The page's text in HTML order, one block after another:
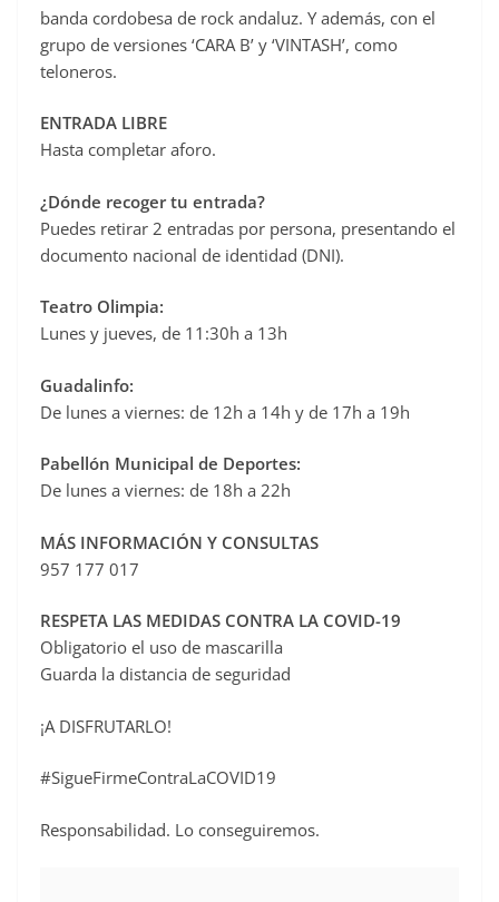
banda cordobesa de rock andaluz. Y además, con el
grupo de versiones ‘CARA B’ y ‘VINTASH’, como
teloneros.
ENTRADA LIBRE
Hasta completar aforo.
¿Dónde recoger tu entrada?
Puedes retirar 2 entradas por persona, presentando el
documento nacional de identidad (DNI).
Teatro Olimpia:
Lunes y jueves, de 11:30h a 13h
Guadalinfo:
De lunes a viernes: de 12h a 14h y de 17h a 19h
Pabellón Municipal de Deportes:
De lunes a viernes: de 18h a 22h
MÁS INFORMACIÓN Y CONSULTAS
957 177 017
RESPETA LAS MEDIDAS CONTRA LA COVID-19
Obligatorio el uso de mascarilla
Guarda la distancia de seguridad
¡A DISFRUTARLO!
#SigueFirmeContraLaCOVID19
Responsabilidad. Lo conseguiremos.